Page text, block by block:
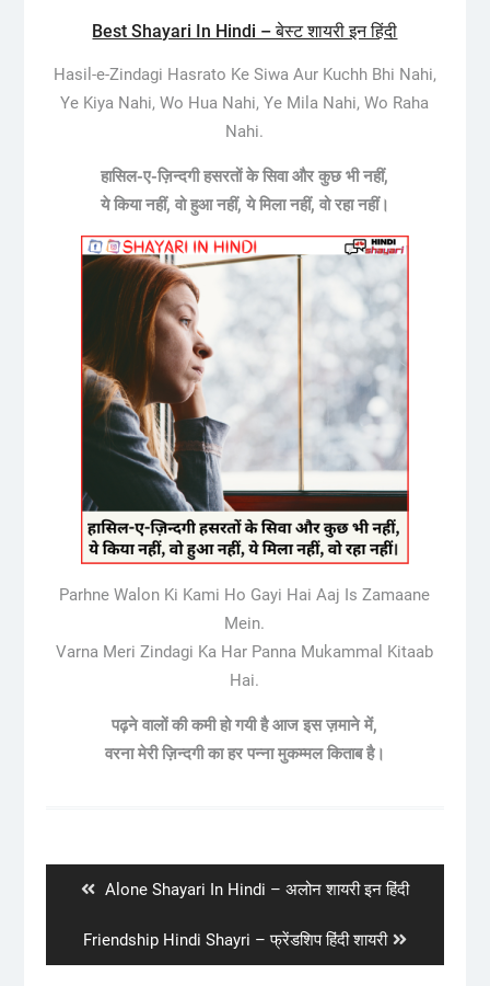
Best Shayari In Hindi – बेस्ट शायरी इन हिंदी
Hasil-e-Zindagi Hasrato Ke Siwa Aur Kuchh Bhi Nahi,
Ye Kiya Nahi, Wo Hua Nahi, Ye Mila Nahi, Wo Raha
Nahi.
हासिल-ए-ज़िन्दगी हसरतों के सिवा और कुछ भी नहीं,
ये किया नहीं, वो हुआ नहीं, ये मिला नहीं, वो रहा नहीं।
Parhne Walon Ki Kami Ho Gayi Hai Aaj Is Zamaane
Mein.
Varna Meri Zindagi Ka Har Panna Mukammal Kitaab
Hai.
पढ़ने वालों की कमी हो गयी है आज इस ज़माने में,
वरना मेरी ज़िन्दगी का हर पन्ना मुकम्मल किताब है।
Previous
Alone Shayari In Hindi – अलोन शायरी इन हिंदी
Next
post:
Friendship Hindi Shayri – फ्रेंडशिप हिंदी शायरी